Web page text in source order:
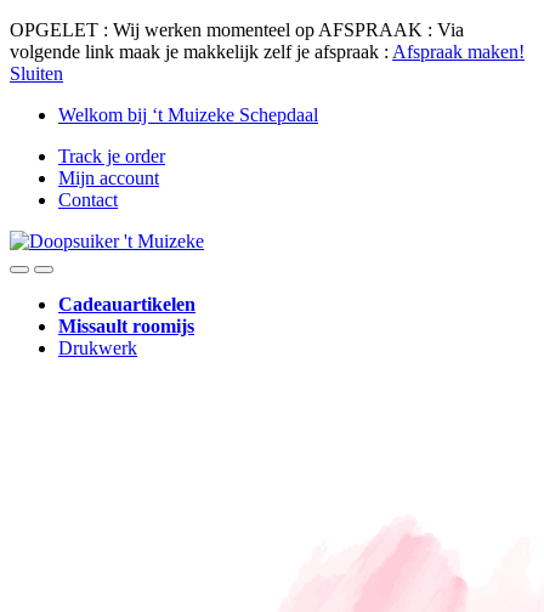
OPGELET : Wij werken momenteel op AFSPRAAK : Via
volgende link maak je makkelijk zelf je afspraak : Afspraak maken!
Sluiten
Skip
navigation
Skip
content
Welkom bij ‘t Muizeke Schepdaal
Track je order
Mijn account
Contact
Cadeauartikelen
Missault roomijs
Drukwerk